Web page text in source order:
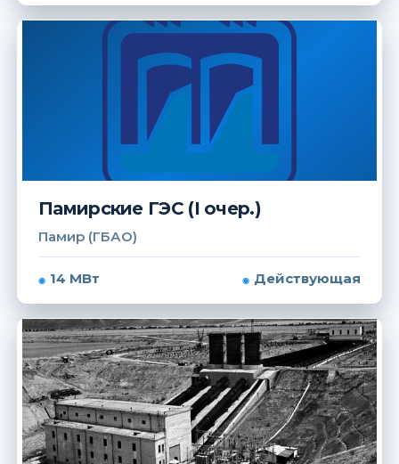
Памирские ГЭС (I очер.)
Памир (ГБАО)
14 МВт Действующая